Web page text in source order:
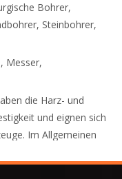
Bohrer,
Steinbohrer,
Messer,
die Harz- und
und eignen sich
Im Allgemeinen